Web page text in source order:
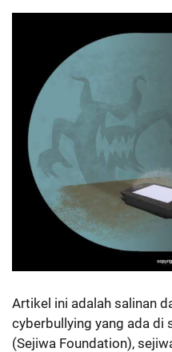
Artikel ini adalah salinan
cyberbullying yang ada di
(Sejiwa Foundation),